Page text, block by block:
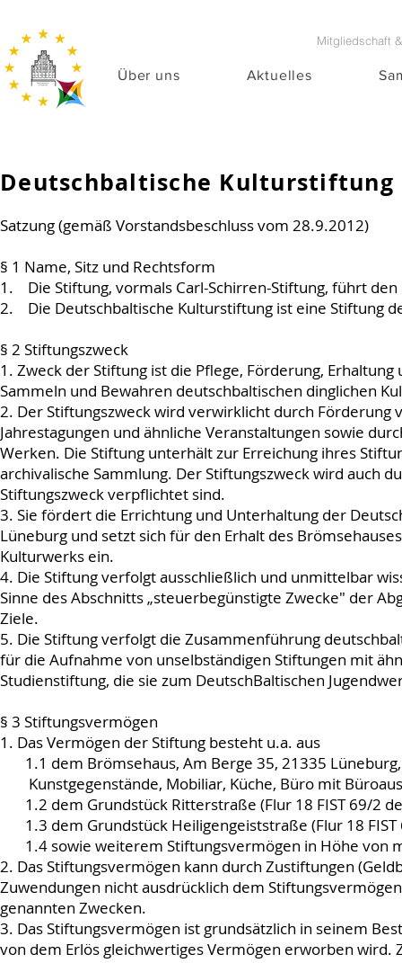
Über uns Aktuelles
Mitgliedschaft
Deutschbaltische Kulturstiftung
Satzung (gemäß Vorstandsbeschluss vom 28.9.2012)
§ 1 Name, Sitz und Rechtsform
1. Die Stiftung, vormals Carl-Schirren-Stiftung, führt
2. Die Deutschbaltische Kulturstiftung ist eine Stiftung
§ 2 Stiftungszweck
1. Zweck der Stiftung ist die Pflege, Förderung,
Sammeln und Bewahren deutschbaltischen dinglichen
2. Der Stiftungszweck wird verwirklicht durch Förderung
Jahrestagungen und ähnliche Veranstaltungen sowie
Werken. Die Stiftung unterhält zur Erreichung ihres
archivalische Sammlung. Der Stiftungszweck wird auch
Stiftungszweck verpflichtet sind.
3. Sie fördert die Errichtung und Unterhaltung der
Lüneburg und setzt sich für den Erhalt des
Kulturwerks ein.
4. Die Stiftung verfolgt ausschließlich und unmittelbar
Sinne des Abschnitts „steuerbegünstigte Zwecke" der
Ziele.
5. Die Stiftung verfolgt die Zusammenführung
für die Aufnahme von unselbständigen Stiftungen mit
Studienstiftung, die sie zum Deutsch­Baltischen
§ 3 Stiftungsvermögen
1. Das Vermögen der Stiftung besteht u.a. aus
1.1 dem Brömsehaus, Am Berge 35, 21335
Kunstgegenstände, Mobiliar, Küche, Büro mit
1.2 dem Grundstück Ritterstraße (Flur 18 FIST 69/2
1.3 dem Grundstück Heiligengeiststraße (Flur 18
1.4 sowie weiterem Stiftungsvermögen in Höhe von
2. Das Stiftungsvermögen kann durch Zustiftungen
Zuwendungen nicht ausdrücklich dem
genannten Zwecken.
3. Das Stiftungsvermögen ist grundsätzlich in seinem
von dem Erlös gleichwertiges Vermögen erworben wird.